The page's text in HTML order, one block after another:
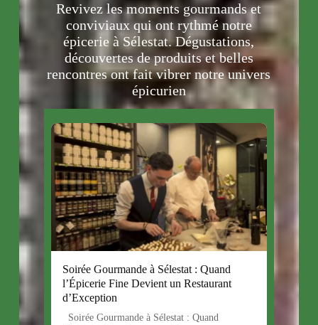
Revivez les moments gourmands et
conviviaux qui ont rythmé notre
épicerie à Sélestat. Dégustations,
découvertes de produits et belles
rencontres ont fait vibrer notre univers
épicurien
Soirée Gourmande à Sélestat : Quand
l’Épicerie Fine Devient un Restaurant
d’Exception
Soirée Gourmande à Sélestat : Quand